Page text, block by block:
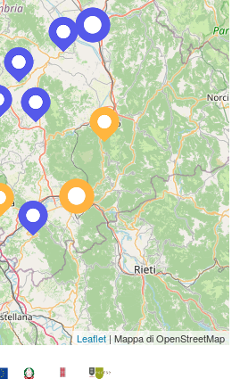
Leaflet | Mappa di OpenStreetMap